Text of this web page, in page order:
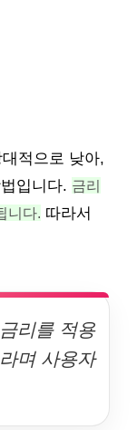
적으로 낮아,
입니다. 금리
니다. 따라서
리를 적용
며 사용자